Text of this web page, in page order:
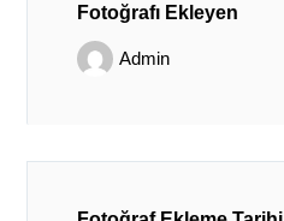
Fotoğrafı Ekleyen
Admin